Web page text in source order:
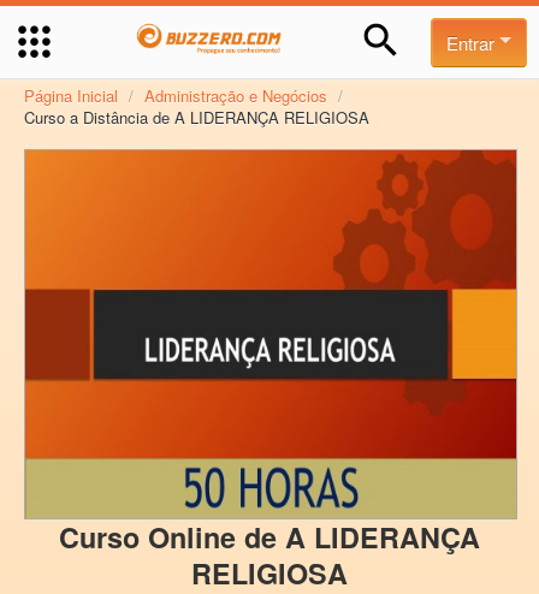
Entrar
Página Inicial / Administração e Negócios /
Curso a Distância de A LIDERANÇA RELIGIOSA
Curso Online de A LIDERANÇA
RELIGIOSA